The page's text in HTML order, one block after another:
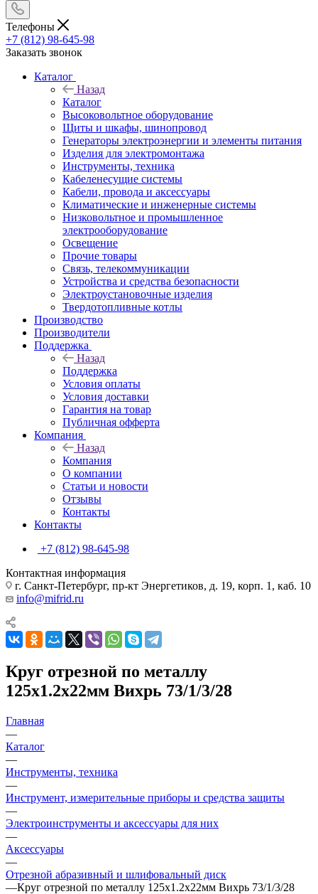
Телефоны
+7 (812) 98-645-98
Заказать звонок
Каталог
Назад
Каталог
Высоковольтное оборудование
Щиты и шкафы, шинопровод
Генераторы электроэнергии и элементы питания
Изделия для электромонтажа
Инструменты, техника
Кабеленесущие системы
Кабели, провода и аксессуары
Климатические и инженерные системы
Низковольтное и промышленное
электрооборудование
Освещение
Прочие товары
Связь, телекоммуникации
Устройства и средства безопасности
Электроустановочные изделия
Твердотопливные котлы
Производство
Производители
Поддержка
Назад
Поддержка
Условия оплаты
Условия доставки
Гарантия на товар
Публичная офферта
Компания
Назад
Компания
О компании
Статьи и новости
Отзывы
Контакты
Контакты
+7 (812) 98-645-98
Контактная информация
г. Санкт-Петербург, пр-кт Энергетиков, д. 19, корп. 1, каб. 10
info@mifrid.ru
Круг отрезной по металлу
125х1.2х22мм Вихрь 73/1/3/28
Главная
—
Каталог
—
Инструменты, техника
—
Инструмент, измерительные приборы и средства защиты
—
Электроинструменты и аксессуары для них
—
Аксессуары
—
Отрезной абразивный и шлифовальный диск
—Круг отрезной по металлу 125х1.2х22мм Вихрь 73/1/3/28